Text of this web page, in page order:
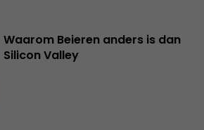
Waarom Beieren anders is dan
Silicon Valley